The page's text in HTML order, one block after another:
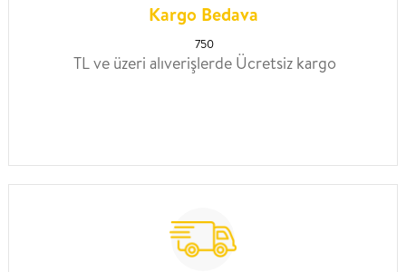
Kargo Bedava
750
TL ve üzeri alıverişlerde Ücretsiz kargo